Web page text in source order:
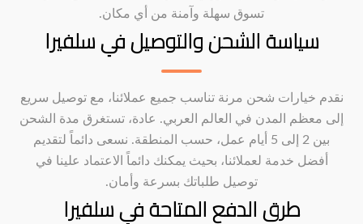
تسوق سهلة وآمنة من أي مكان.
سياسة الشحن والتوصيل في سلفيرا
نقدم خيارات شحن مرنة تناسب جميع عملائنا، مع توصيل سريع
إلى معظم المدن في العالم العربي. عادة، تستغرق مدة الشحن
بين 2 إلى 5 أيام عمل، حسب المنطقة. نسعى دائماً لتقديم
أفضل خدمة لعملائنا، بحيث يمكنك دائماً الاعتماد علينا في
توصيل طلباتك بسرعة وأمان.
طرق الدفع المتاحة في سلفيرا